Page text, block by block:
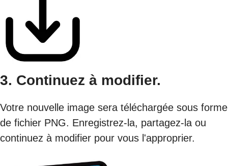
3. Continuez à modifier.
Votre nouvelle image sera téléchargée sous forme
de fichier PNG. Enregistrez-la, partagez-la ou
continuez à modifier pour vous l'approprier.